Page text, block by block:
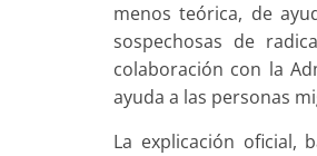
menos teórica, de
sospechosas de
colaboración con la
ayuda a las personas
La explicación oficial,